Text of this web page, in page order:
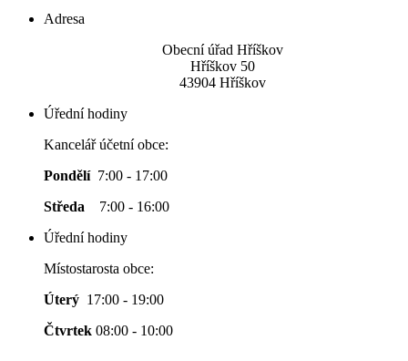
Adresa
Obecní úřad Hříškov
Hříškov 50
43904 Hříškov
Úřední hodiny
Kancelář účetní obce:
Pondělí 7:00 - 17:00
Středa 7:00 - 16:00
Úřední hodiny
Místostarosta obce:
Úterý 17:00 - 19:00
Čtvrtek 08:00 - 10:00